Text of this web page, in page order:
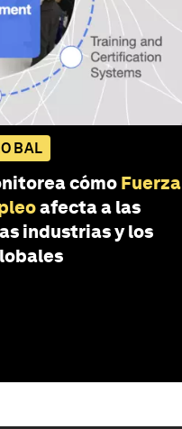
cómo Fuerza
afecta a las
industrias y los